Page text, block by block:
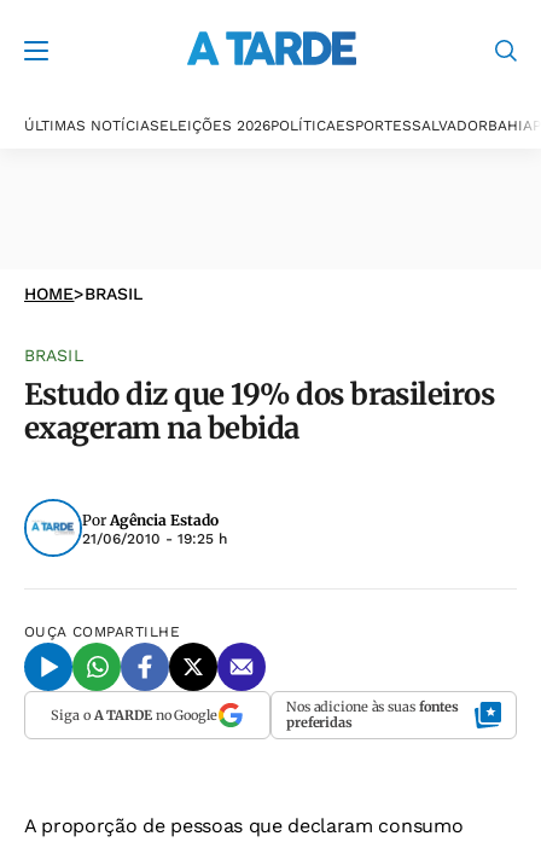
ÚLTIMAS NOTÍCIASELEIÇÕES 2026POLÍTICAESPORTESSALVADORBAHIA
HOME>BRASIL
BRASIL
Estudo diz que 19% dos brasileiros
exageram na bebida
PorAgência Estado
21/06/2010 - 19:25 h
OUÇA COMPARTILHE
Siga o A TARDEno Google Nos adicione às suas fontes
preferidas
A proporção de pessoas que declaram consumo